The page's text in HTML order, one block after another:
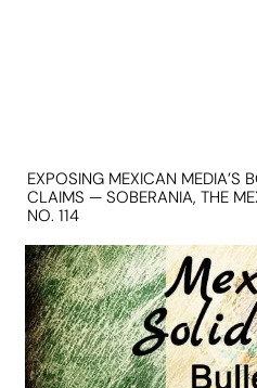
EXPOSING MEXICAN MEDIA’S
CLAIMS — SOBERANIA, THE
NO. 114